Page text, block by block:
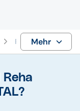
Patientenportal
Mehr